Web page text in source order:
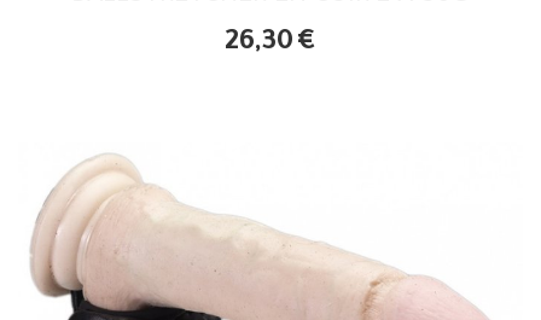
26,30 €